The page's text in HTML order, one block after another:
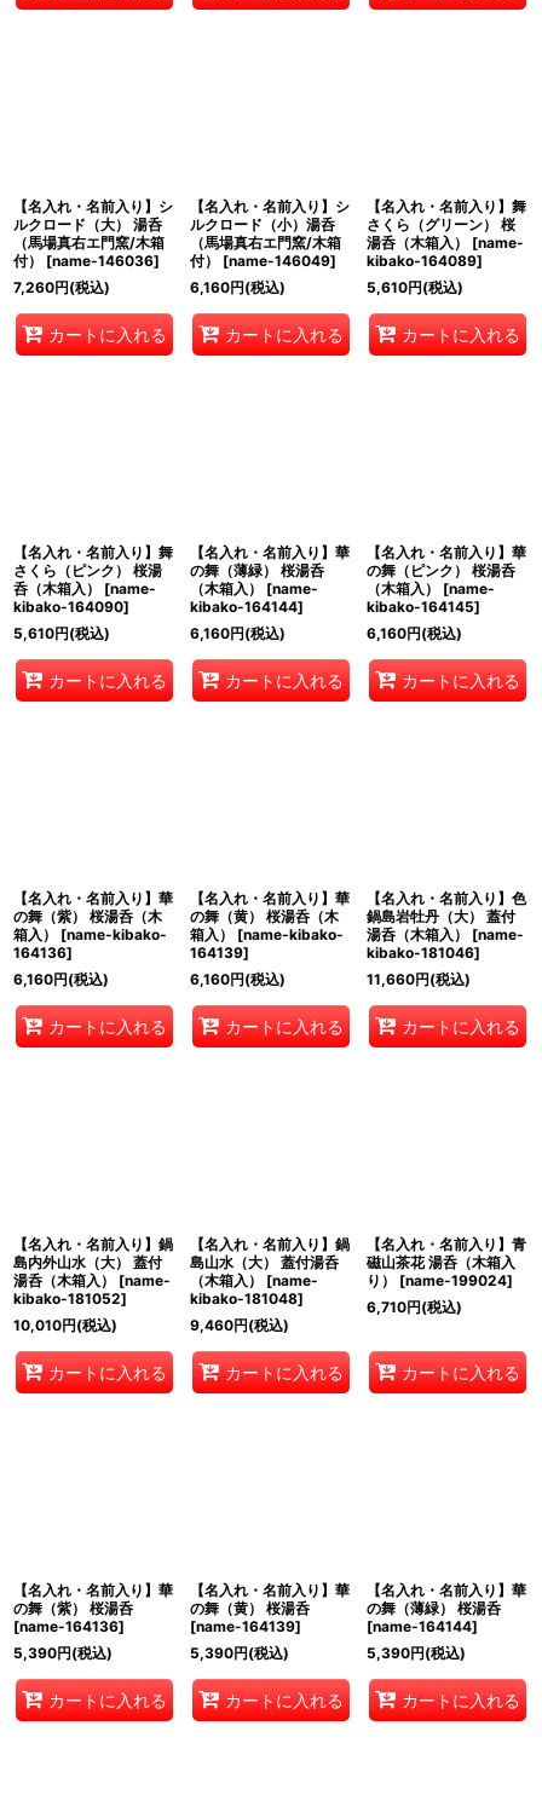
【名入れ・名前入り】シ
ルクロード（大） 湯呑
（馬場真右エ門窯/木箱
付）
[name-146036]
7,260円(税込)
カートに入れる
【名入れ・名前入り】シ
ルクロード（小）湯呑
（馬場真右エ門窯/木箱
付）
[name-146049]
6,160円(税込)
カートに入れる
【名入れ・名前入り】舞
さくら（グリーン） 桜
湯呑（木箱入）
[name-
kibako-164089]
5,610円(税込)
カートに入れる
【名入れ・名前入り】舞
さくら（ピンク） 桜湯
呑（木箱入）
[name-
kibako-164090]
5,610円(税込)
カートに入れる
【名入れ・名前入り】華
の舞（薄緑） 桜湯呑
（木箱入）
[name-
kibako-164144]
6,160円(税込)
カートに入れる
【名入れ・名前入り】華
の舞（ピンク） 桜湯呑
（木箱入）
[name-
kibako-164145]
6,160円(税込)
カートに入れる
【名入れ・名前入り】華
の舞（紫） 桜湯呑（木
箱入）
[name-kibako-
164136]
6,160円(税込)
カートに入れる
【名入れ・名前入り】華
の舞（黄） 桜湯呑（木
箱入）
[name-kibako-
164139]
6,160円(税込)
カートに入れる
【名入れ・名前入り】色
鍋島岩牡丹（大） 蓋付
湯呑（木箱入）
[name-
kibako-181046]
11,660円(税込)
カートに入れる
【名入れ・名前入り】鍋
島内外山水（大） 蓋付
湯呑（木箱入）
[name-
kibako-181052]
10,010円(税込)
カートに入れる
【名入れ・名前入り】鍋
島山水（大） 蓋付湯呑
（木箱入）
[name-
kibako-181048]
9,460円(税込)
カートに入れる
【名入れ・名前入り】青
磁山茶花 湯呑（木箱入
り）
[name-199024]
6,710円(税込)
カートに入れる
【名入れ・名前入り】華
の舞（紫） 桜湯呑
[name-164136]
5,390円(税込)
カートに入れる
【名入れ・名前入り】華
の舞（黄） 桜湯呑
[name-164139]
5,390円(税込)
カートに入れる
【名入れ・名前入り】華
の舞（薄緑） 桜湯呑
[name-164144]
5,390円(税込)
カートに入れる